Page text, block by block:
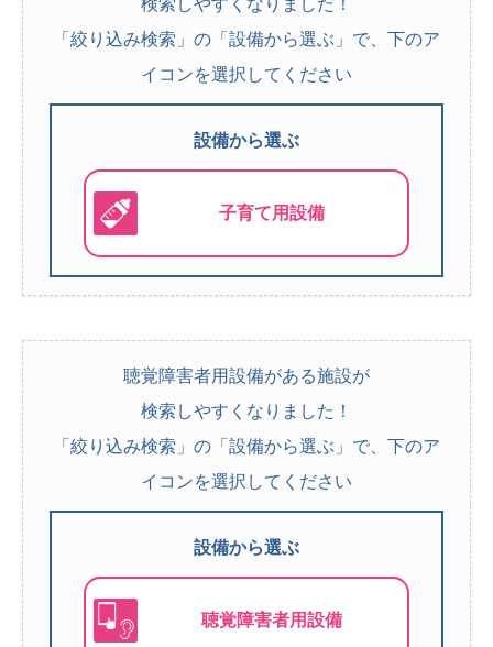
検索しやすくなりました！
「絞り込み検索」の「設備から選ぶ」で、下のア
イコンを選択してください
設備から選ぶ
子育て用設備
聴覚障害者用設備がある施設が
検索しやすくなりました！
「絞り込み検索」の「設備から選ぶ」で、下のア
イコンを選択してください
設備から選ぶ
聴覚障害者用設備